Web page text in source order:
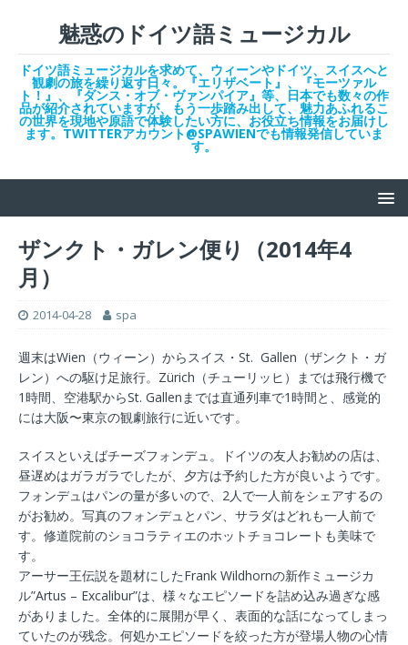
魅惑のドイツ語ミュージカル
ドイツ語ミュージカルを求めて、ウィーンやドイツ、スイスへと
観劇の旅を繰り返す日々。『エリザベート』、『モーツァル
ト！』、『ダンス・オブ・ヴァンパイア』等、日本でも数々の作
品が紹介されていますが、もう一歩踏み出して、魅力あふれるこ
の世界を現地や原語で体験したい方に、お役立ち情報をお届けし
ます。TWITTERアカウント@SPAWIENでも情報発信していま
す。
ザンクト・ガレン便り（2014年4
月）
2014-04-28 spa
週末はWien（ウィーン）からスイス・St. Gallen（ザンクト・ガ
レン）への駆け足旅行。Zürich（チューリッヒ）までは飛行機で
1時間、空港駅からSt. Gallenまでは直通列車で1時間と、感覚的
には大阪〜東京の観劇旅行に近いです。
スイスといえばチーズフォンデュ。ドイツの友人お勧めの店は、
昼遅めはガラガラでしたが、夕方は予約した方が良いようです。
フォンデュはパンの量が多いので、2人で一人前をシェアするの
がお勧め。写真のフォンデュとパン、サラダはどれも一人前で
す。修道院前のショコラティエのホットチョコレートも美味で
す。
アーサー王伝説を題材にしたFrank Wildhornの新作ミュージカ
ル”Artus – Excalibur”は、様々なエピソードを詰め込み過ぎな感
がありました。全体的に展開が早く、表面的な話になってしまっ
ていたのが残念。何処かエピソードを絞った方が登場人物の心情